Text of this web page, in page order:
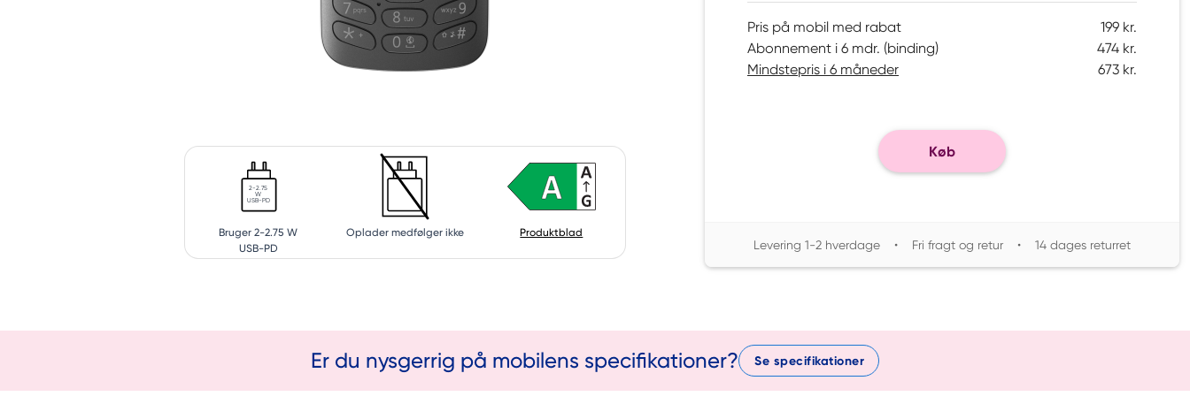
2-2.75
W
USB-PD
Bruger 2-2.75 W
USB-PD
Oplader medfølger ikke Produktblad
Pris på mobil med rabat
199 kr.
Abonnement i 6 mdr. (binding)
474 kr.
Mindstepris i 6 måneder
673 kr.
Køb
Levering 1-2 hverdage • Fri fragt og retur • 14 dages returret
Er du nysgerrig på mobilens specifikationer? Se specifikationer